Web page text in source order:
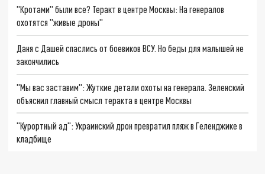
"Кротами" были все? Теракт в центре Москвы: На генералов
охотятся "живые дроны"
Даня с Дашей спаслись от боевиков ВСУ. Но беды для малышей не
закончились
"Мы вас заставим": Жуткие детали охоты на генерала. Зеленский
объяснил главный смысл теракта в центре Москвы
"Курортный ад": Украинский дрон превратил пляж в Геленджике в
кладбище